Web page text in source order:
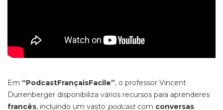
Em “PodcastFrançaisFacile”, o professor Vincent
Durrenberger disponibiliza vários recursos para aprenderes
francês, incluindo um vasto podcastcom conversas